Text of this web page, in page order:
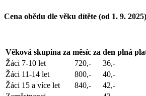
Cena obědu dle věku dítěte (od 1. 9.
Věková skupina za měsíc za den plná
Žáci 7-10 let
720,- 36,-
Žáci 11-14 let
800,- 40,-
Žáci 15 a více let
840,- 42,-